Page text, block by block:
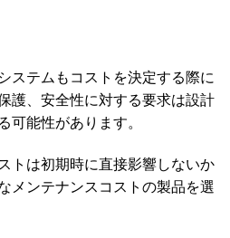
ステムもコストを決定する際に
護、安全性に対する要求は設計
可能性があります。
トは初期時に直接影響しないか
メンテナンスコストの製品を選